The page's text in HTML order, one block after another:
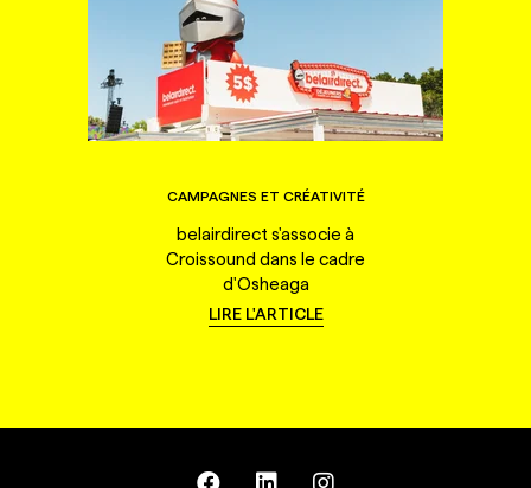
CAMPAGNES ET CRÉATIVITÉ
belairdirect s'associe à
Croissound dans le cadre
d'Osheaga
LIRE L'ARTICLE